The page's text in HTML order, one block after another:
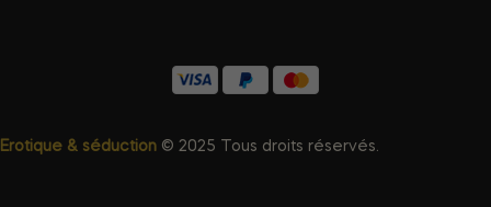
Erotique & séduction © 2025 Tous droits réservés.